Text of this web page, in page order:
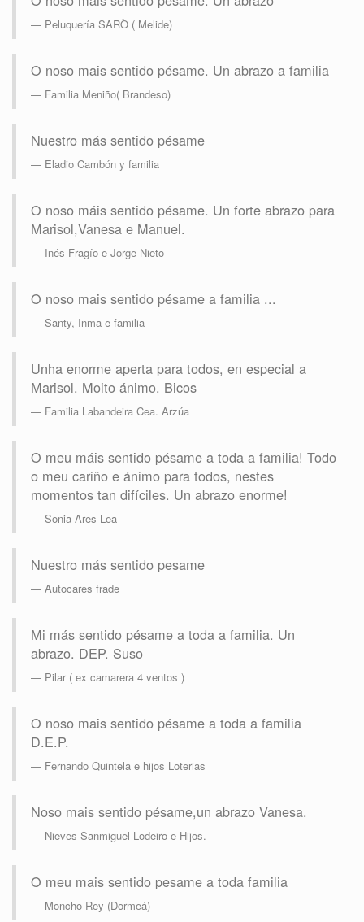
Peluquería SARÒ ( Melide)
O noso mais sentido pésame. Un abrazo a familia
Familia Meniño( Brandeso)
Nuestro más sentido pésame
Eladio Cambón y familia
O noso máis sentido pésame. Un forte abrazo para
Marisol,Vanesa e Manuel.
Inés Fragío e Jorge Nieto
O noso mais sentido pésame a familia ...
Santy, Inma e familia
Unha enorme aperta para todos, en especial a
Marisol. Moito ánimo. Bicos
Familia Labandeira Cea. Arzúa
O meu máis sentido pésame a toda a familia! Todo
o meu cariño e ánimo para todos, nestes
momentos tan difíciles. Un abrazo enorme!
Sonia Ares Lea
Nuestro más sentido pesame
Autocares frade
Mi más sentido pésame a toda a familia. Un
abrazo. DEP. Suso
Pilar ( ex camarera 4 ventos )
O noso mais sentido pésame a toda a familia
D.E.P.
Fernando Quintela e hijos Loterias
Noso mais sentido pésame,un abrazo Vanesa.
Nieves Sanmiguel Lodeiro e Hijos.
O meu mais sentido pesame a toda familia
Moncho Rey (Dormeá)